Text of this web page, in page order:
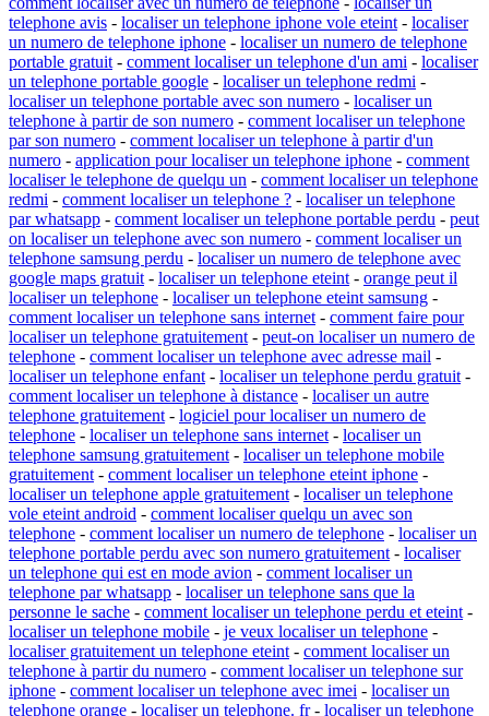
telephone avis - localiser un telephone iphone vole eteint - localiser
un numero de telephone iphone - localiser un numero de telephone
portable gratuit - comment localiser un telephone d'un ami - localiser
un telephone portable google - localiser un telephone redmi -
localiser un telephone portable avec son numero - localiser un
telephone à partir de son numero - comment localiser un telephone
par son numero - comment localiser un telephone à partir d'un
numero - application pour localiser un telephone iphone - comment
localiser le telephone de quelqu un - comment localiser un telephone
redmi - comment localiser un telephone ? - localiser un telephone
par whatsapp - comment localiser un telephone portable perdu - peut
on localiser un telephone avec son numero - comment localiser un
telephone samsung perdu - localiser un numero de telephone avec
google maps gratuit - localiser un telephone eteint - orange peut il
localiser un telephone - localiser un telephone eteint samsung -
comment localiser un telephone sans internet - comment faire pour
localiser un telephone gratuitement - peut-on localiser un numero de
telephone - comment localiser un telephone avec adresse mail -
localiser un telephone enfant - localiser un telephone perdu gratuit -
comment localiser un telephone à distance - localiser un autre
telephone gratuitement - logiciel pour localiser un numero de
telephone - localiser un telephone sans internet - localiser un
telephone samsung gratuitement - localiser un telephone mobile
gratuitement - comment localiser un telephone eteint iphone -
localiser un telephone apple gratuitement - localiser un telephone
vole eteint android - comment localiser quelqu un avec son
telephone - comment localiser un numero de telephone - localiser un
telephone portable perdu avec son numero gratuitement - localiser
un telephone qui est en mode avion - comment localiser un
telephone par whatsapp - localiser un telephone sans que la
personne le sache - comment localiser un telephone perdu et eteint -
localiser un telephone mobile - je veux localiser un telephone -
localiser gratuitement un telephone eteint - comment localiser un
telephone à partir du numero - comment localiser un telephone sur
iphone - comment localiser un telephone avec imei - localiser un
telephone orange - localiser un telephone. fr- localiser un telephone